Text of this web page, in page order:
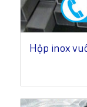
Hộp inox